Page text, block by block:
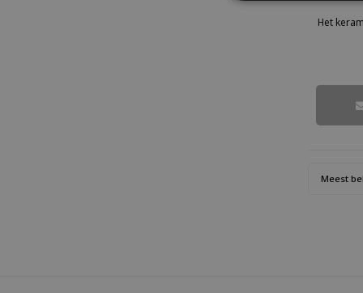
Het
Meest